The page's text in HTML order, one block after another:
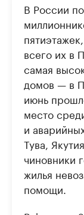
В России
всего их в
самая
домов — в
июнь
место
и
Тува,
чиновники
жилья
помощи.